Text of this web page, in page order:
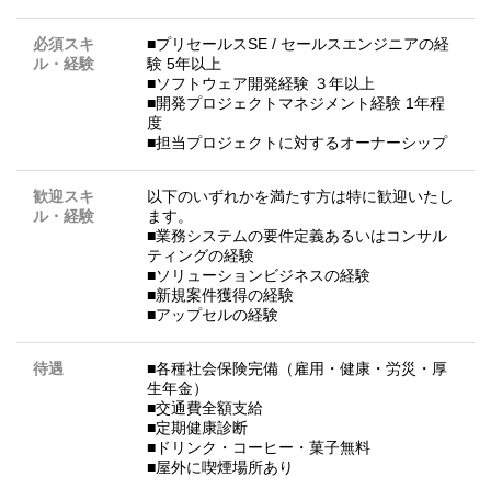
必須スキ
ル・経験
■プリセールスSE / セールスエンジニアの経
験 5年以上
■ソフトウェア開発経験 ３年以上
■開発プロジェクトマネジメント経験 1年程
度
■担当プロジェクトに対するオーナーシップ
歓迎スキ
ル・経験
以下のいずれかを満たす方は特に歓迎いたし
ます。
■業務システムの要件定義あるいはコンサル
ティングの経験
■ソリューションビジネスの経験
■新規案件獲得の経験
■アップセルの経験
待遇
■各種社会保険完備（雇用・健康・労災・厚
生年金）
■交通費全額支給
■定期健康診断
■ドリンク・コーヒー・菓子無料
■屋外に喫煙場所あり